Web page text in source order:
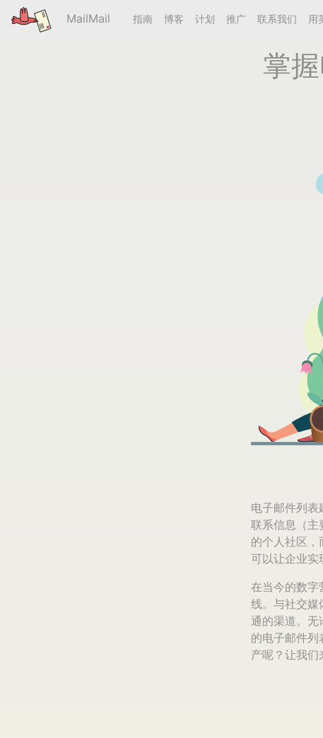
MailMail 指南 博客 计划 推广 联系我们 用
掌
电子邮件列
联系信息（主
的个人社区
可以让企业实
在当今的数字
线。与社交媒
通的渠道。无
的电子邮件
产呢？让我们